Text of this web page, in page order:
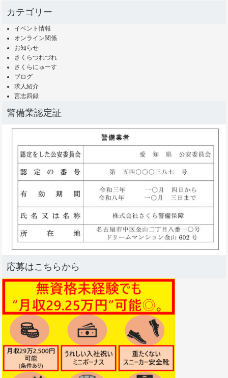
カテゴリー
イベント情報
オンライン関係
お知らせ
さくらつれづれ
さくらにゅーす
ブログ
求人紹介
言志四録
警備業認定証
応募はこちらから